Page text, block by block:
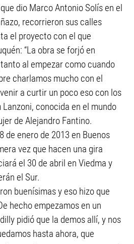
dio Marco Antonio Solís en el
recorrieron sus calles
el proyecto con el que
“La obra se forjó en
al empezar como cuando
charlamos mucho con el
a curtir un poco eso con los
Lanzoni, conocida en el mundo
de Alejandro Fantino.
de enero de 2013 en Buenos
vez que hacen una gira
el 30 de abril en Viedma y
el Sur.
buenísimas y eso hizo que
hecho empezamos en un
pidió que la demos allí, y nos
hasta ahora, que